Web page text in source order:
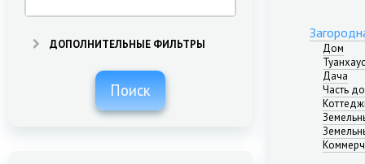
ДОПОЛНИТЕЛЬНЫЕ ФИЛЬТРЫ
Поиск
Дом
Туанхаус
Дача
Часть